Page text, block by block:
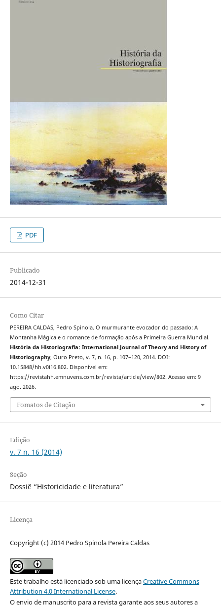
PDF
Publicado
2014-12-31
Como Citar
PEREIRA CALDAS, Pedro Spinola. O murmurante evocador do passado: A
Montanha Mágica e o romance de formação após a Primeira Guerra Mundial.
História da Historiografia: International Journal of Theory and History of
Historiography, Ouro Preto, v. 7, n. 16, p. 107–120, 2014. DOI:
10.15848/hh.v0i16.802. Disponível em:
https://revistahh.emnuvens.com.br/revista/article/view/802. Acesso em: 9
ago. 2026.
Fomatos de Citação
Edição
v. 7 n. 16 (2014)
Seção
Dossiê “Historicidade e literatura”
Licença
Copyright (c) 2014 Pedro Spinola Pereira Caldas
Este trabalho está licenciado sob uma licençaCreative Commons
Attribution 4.0 International License.
O envio de manuscrito para a revista garante aos seus autores a